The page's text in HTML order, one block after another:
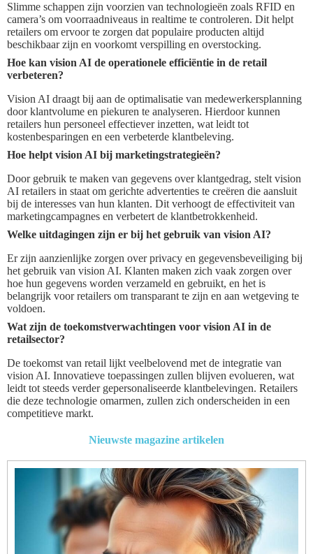
Slimme schappen zijn voorzien van technologieën zoals RFID en
camera’s om voorraadniveaus in realtime te controleren. Dit helpt
retailers om ervoor te zorgen dat populaire producten altijd
beschikbaar zijn en voorkomt verspilling en overstocking.
Hoe kan vision AI de operationele efficiëntie in de retail
verbeteren?
Vision AI draagt bij aan de optimalisatie van medewerkersplanning
door klantvolume en piekuren te analyseren. Hierdoor kunnen
retailers hun personeel effectiever inzetten, wat leidt tot
kostenbesparingen en een verbeterde klantbeleving.
Hoe helpt vision AI bij marketingstrategieën?
Door gebruik te maken van gegevens over klantgedrag, stelt vision
AI retailers in staat om gerichte advertenties te creëren die aansluit
bij de interesses van hun klanten. Dit verhoogt de effectiviteit van
marketingcampagnes en verbetert de klantbetrokkenheid.
Welke uitdagingen zijn er bij het gebruik van vision AI?
Er zijn aanzienlijke zorgen over privacy en gegevensbeveiliging bij
het gebruik van vision AI. Klanten maken zich vaak zorgen over
hoe hun gegevens worden verzameld en gebruikt, en het is
belangrijk voor retailers om transparant te zijn en aan wetgeving te
voldoen.
Wat zijn de toekomstverwachtingen voor vision AI in de
retailsector?
De toekomst van retail lijkt veelbelovend met de integratie van
vision AI. Innovatieve toepassingen zullen blijven evolueren, wat
leidt tot steeds verder gepersonaliseerde klantbelevingen. Retailers
die deze technologie omarmen, zullen zich onderscheiden in een
competitieve markt.
Nieuwste magazine artikelen